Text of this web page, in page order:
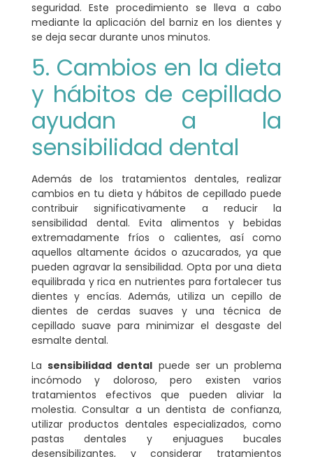
seguridad. Este procedimiento se lleva a cabo
mediante la aplicación del barniz en los dientes y
se deja secar durante unos minutos.
5. Cambios en la dieta
y hábitos de cepillado
ayudan a la
sensibilidad dental
Además de los tratamientos dentales, realizar
cambios en tu dieta y hábitos de cepillado puede
contribuir significativamente a reducir la
sensibilidad dental. Evita alimentos y bebidas
extremadamente fríos o calientes, así como
aquellos altamente ácidos o azucarados, ya que
pueden agravar la sensibilidad. Opta por una dieta
equilibrada y rica en nutrientes para fortalecer tus
dientes y encías. Además, utiliza un cepillo de
dientes de cerdas suaves y una técnica de
cepillado suave para minimizar el desgaste del
esmalte dental.
Lasensibilidad dental puede ser un problema
incómodo y doloroso, pero existen varios
tratamientos efectivos que pueden aliviar la
molestia. Consultar a un dentista de confianza,
utilizar productos dentales especializados, como
pastas dentales y enjuagues bucales
desensibilizantes, y considerar tratamientos